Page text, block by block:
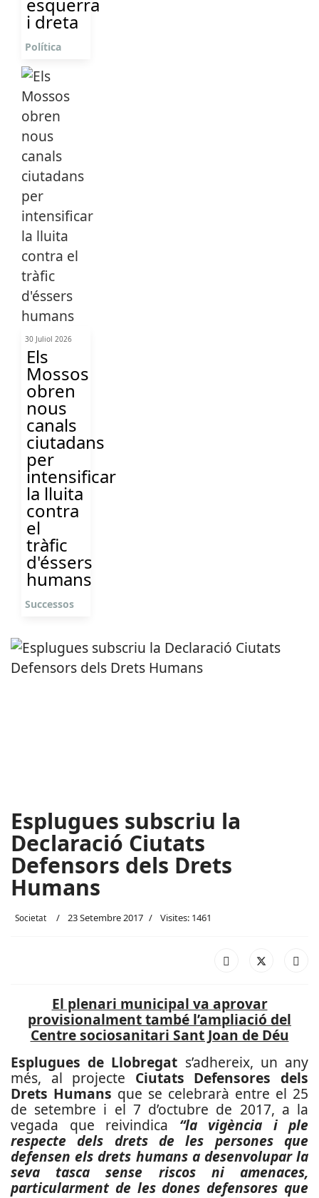
i dreta
Política
30 Juliol 2026
Els
Mossos
obren
nous
canals
ciutadans
per
intensificar
la lluita
contra
el
tràfic
d'éssers
humans
Successos
Esplugues subscriu la
Declaració Ciutats
Defensors dels Drets
Humans
Societat 23 Setembre 2017 Visites: 1461
El plenari municipal va aprovar
provisionalment també l’ampliació del
Centre sociosanitari Sant Joan de Déu
Esplugues de Llobregat s’adhereix, un any
més, al projecte Ciutats Defensores dels
Drets Humans que se celebrarà entre el 25
de setembre i el 7 d’octubre de 2017, a la
vegada que reivindica
“la vigència i ple
respecte dels drets de les persones que
defensen els drets humans a desenvolupar la
seva tasca sense riscos ni amenaces,
particularment de les dones defensores que